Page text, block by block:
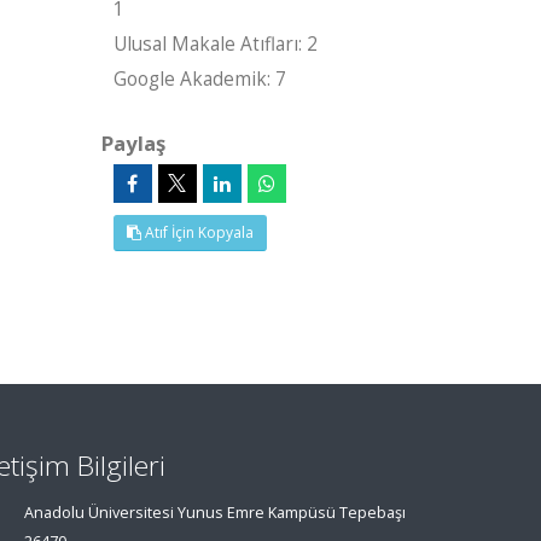
1
Ulusal Makale Atıfları: 2
Google Akademik: 7
Paylaş
Atıf İçin Kopyala
Bilgileri
Anadolu Üniversitesi Yunus Emre Kampüsü Tepebaşı